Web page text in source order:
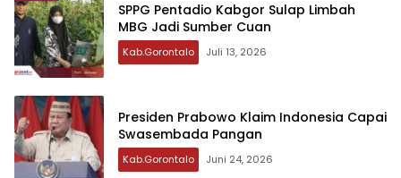
‎SPPG Pentadio Kabgor Sulap Limbah
MBG Jadi Sumber Cuan ‎‎
Kab.Gorontalo Juli 13, 2026
Presiden Prabowo Klaim Indonesia Capai
Swasembada Pangan
Kab.Gorontalo Juni 24, 2026